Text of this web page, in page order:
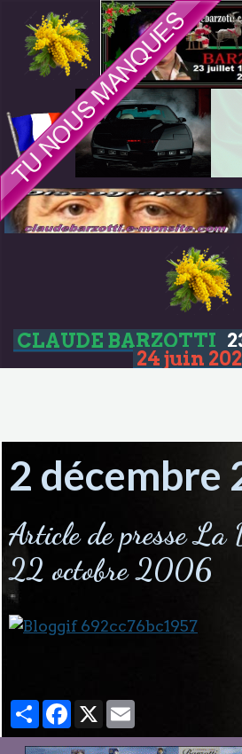
CLAUDE BARZOTTI
24 juin
2 décembre
Article de presse
22 octobre 2006
PartagerFacebook
X